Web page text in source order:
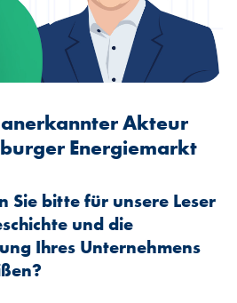
anerkannter Akteur
Energiemarkt
Sie bitte für unsere Leser
und die
Ihres Unternehmens